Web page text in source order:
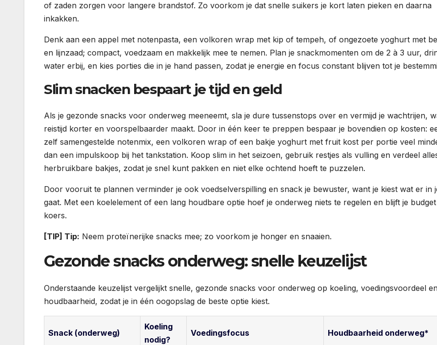
of zaden zorgen voor langere brandstof. Zo voorkom je dat snelle suikers je kort laten pieken en daarna
inkakken.
Denk aan een appel met notenpasta, een volkoren wrap met kip of tempeh, of ongezoete yoghurt met
en lijnzaad; compact, voedzaam en makkelijk mee te nemen. Plan je snackmomenten om de 2 à 3 uur,
water erbij, en kies porties die in je hand passen, zodat je energie en focus constant blijven tot je
Slim snacken bespaart je tijd en geld
Als je gezonde snacks voor onderweg meeneemt, sla je dure tussenstops over en vermijd je wachtrijen,
reistijd korter en voorspelbaarder maakt. Door in één keer te preppen bespaar je bovendien op kosten:
zelf samengestelde notenmix, een volkoren wrap of een bakje yoghurt met fruit kost per portie veel
dan een impulskoop bij het tankstation. Koop slim in het seizoen, gebruik restjes als vulling en verdeel
herbruikbare bakjes, zodat je snel kunt pakken en niet elke ochtend hoeft te puzzelen.
Door vooruit te plannen verminder je ook voedselverspilling en snack je bewuster, want je kiest wat er in
gaat. Met een koelelement of een lang houdbare optie hoef je onderweg niets te regelen en blijft je
koers.
[TIP] Tip: Neem proteïnerijke snacks mee; zo voorkom je honger en snaaien.
Gezonde snacks onderweg: snelle keuzelijst
Onderstaande keuzelijst vergelijkt snelle, gezonde snacks voor onderweg op koeling, voedingsvoordeel
houdbaarheid, zodat je in één oogopslag de beste optie kiest.
Snack (onderweg)
Koeling
nodig?
Voedingsfocus Houdbaarheid onderweg*